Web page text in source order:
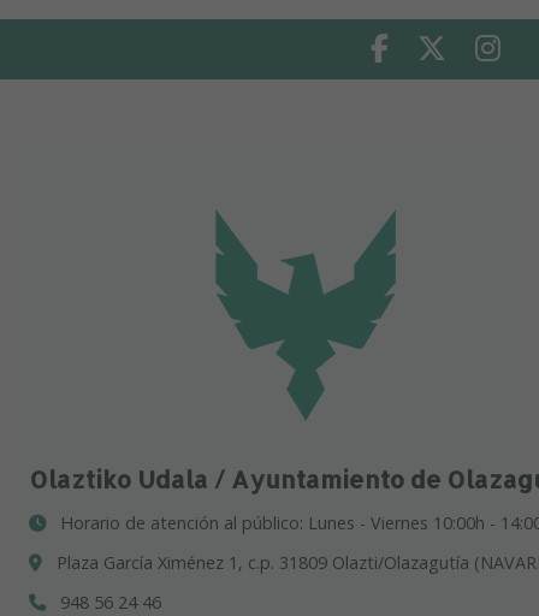
Facebook Twitter
Olaztiko Udala / Ayuntamiento de
Horario de atención al público: Lunes - Viernes 10:00h -
Plaza García Ximénez 1, c.p. 31809 Olazti/Olazagutía
948 56 24 46